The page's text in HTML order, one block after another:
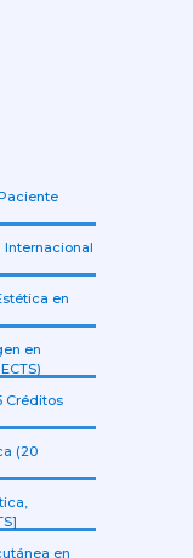
Internacional
en
en
Créditos
(20
en